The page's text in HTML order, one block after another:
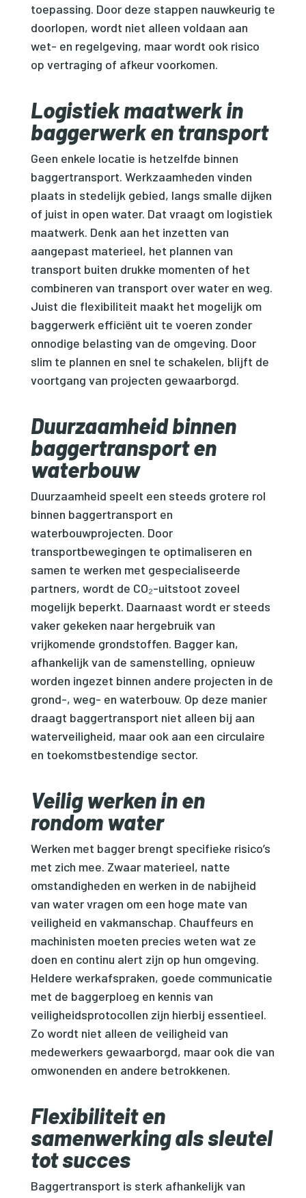
toepassing. Door deze stappen nauwkeurig te
doorlopen, wordt niet alleen voldaan aan
wet- en regelgeving, maar wordt ook risico
op vertraging of afkeur voorkomen.
Logistiek maatwerk in
baggerwerk en transport
Geen enkele locatie is hetzelfde binnen
baggertransport. Werkzaamheden vinden
plaats in stedelijk gebied, langs smalle dijken
of juist in open water. Dat vraagt om logistiek
maatwerk. Denk aan het inzetten van
aangepast materieel, het plannen van
transport buiten drukke momenten of het
combineren van transport over water en weg.
Juist die flexibiliteit maakt het mogelijk om
baggerwerk efficiënt uit te voeren zonder
onnodige belasting van de omgeving. Door
slim te plannen en snel te schakelen, blijft de
voortgang van projecten gewaarborgd.
Duurzaamheid binnen
baggertransport en
waterbouw
Duurzaamheid speelt een steeds grotere rol
binnen baggertransport en
waterbouwprojecten. Door
transportbewegingen te optimaliseren en
samen te werken met gespecialiseerde
partners, wordt de CO₂-uitstoot zoveel
mogelijk beperkt. Daarnaast wordt er steeds
vaker gekeken naar hergebruik van
vrijkomende grondstoffen. Bagger kan,
afhankelijk van de samenstelling, opnieuw
worden ingezet binnen andere projecten in de
grond-, weg- en waterbouw. Op deze manier
draagt baggertransport niet alleen bij aan
waterveiligheid, maar ook aan een circulaire
en toekomstbestendige sector.
Veilig werken in en
rondom water
Werken met bagger brengt specifieke risico’s
met zich mee. Zwaar materieel, natte
omstandigheden en werken in de nabijheid
van water vragen om een hoge mate van
veiligheid en vakmanschap. Chauffeurs en
machinisten moeten precies weten wat ze
doen en continu alert zijn op hun omgeving.
Heldere werkafspraken, goede communicatie
met de baggerploeg en kennis van
veiligheidsprotocollen zijn hierbij essentieel.
Zo wordt niet alleen de veiligheid van
medewerkers gewaarborgd, maar ook die van
omwonenden en andere betrokkenen.
Flexibiliteit en
samenwerking als sleutel
tot succes
Baggertransport is sterk afhankelijk van